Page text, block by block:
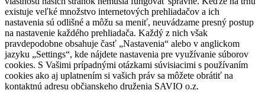
existuje veľké množstvo internetových prehliadačov a ich
nastavenia sú odlišné a môžu sa meniť, neuvádzame presný postup
na nastavenie každého prehliadača. Každý z nich však
pravdepodobne obsahuje časť „Nastavenia“ alebo v anglickom
jazyku „Settings“, kde nájdete nastavenia pre využívanie súborov
cookies. S Vašimi prípadnými otázkami súvisiacimi s používaním
cookies ako aj uplatnením si vašich práv sa môžete obrátiť na
kontaktnú adresu občianskeho druženia SAVIO o.z.